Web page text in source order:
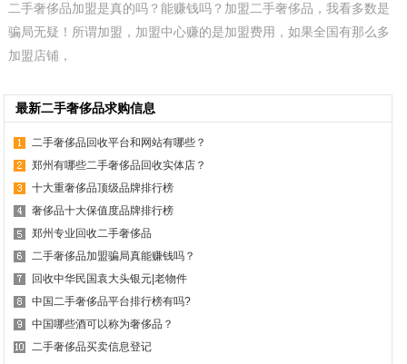
二手奢侈品加盟是真的吗？能赚钱吗？加盟二手奢侈品，我看多数是
骗局无疑！所谓加盟，加盟中心赚的是加盟费用，如果全国有那么多
加盟店铺，
最新二手奢侈品求购信息
二手奢侈品回收平台和网站有哪些？
郑州有哪些二手奢侈品回收实体店？
十大重奢侈品顶级品牌排行榜
奢侈品十大保值度品牌排行榜
郑州专业回收二手奢侈品
二手奢侈品加盟骗局真能赚钱吗？
回收中华民国袁大头银元|老物件
中国二手奢侈品平台排行榜有吗?
中国哪些酒可以称为奢侈品？
二手奢侈品买卖信息登记